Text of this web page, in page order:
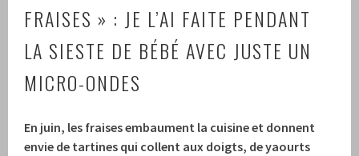
FRAISES » : JE L’AI FAITE PENDANT
LA SIESTE DE BÉBÉ AVEC JUSTE UN
MICRO-ONDES
En juin, les fraises embaument la cuisine et donnent
envie de tartines qui collent aux doigts, de yaourts